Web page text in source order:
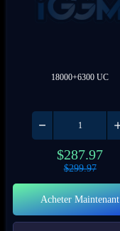
18000+6300 UC
$287.97
$299.97
Acheter Maintenant